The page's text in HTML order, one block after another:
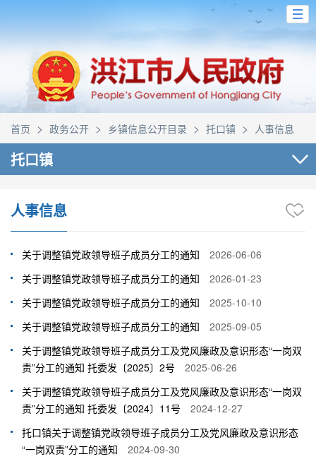
首页 > 政务公开 > 乡镇信息公开目录 > 托口镇 > 人事信息
托口镇
人事信息
关于调整镇党政领导班子成员分工的通知
2026-06-06
关于调整镇党政领导班子成员分工的通知
2026-01-23
关于调整镇党政领导班子成员分工的通知
2025-10-10
关于调整镇党政领导班子成员分工的通知
2025-09-05
关于调整镇党政领导班子成员分工及党风廉政及意识形态“一岗双
责”分工的通知 托委发〔2025〕2号
2025-06-26
关于调整镇党政领导班子成员分工及党风廉政及意识形态“一岗双
责”分工的通知 托委发〔2024〕11号
2024-12-27
托口镇关于调整镇党政领导班子成员分工及党风廉政及意识形态
“一岗双责”分工的通知
2024-09-30